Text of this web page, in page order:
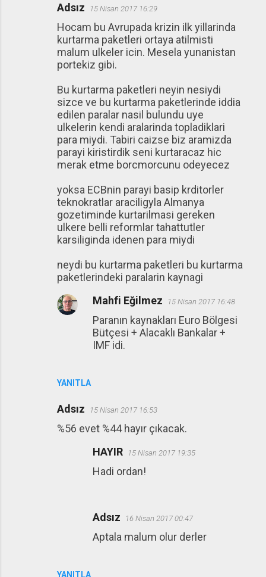
Adsız 15 Nisan 2017 16:29
Hocam bu Avrupada krizin ilk yillarinda
kurtarma paketleri ortaya atilmisti
malum ulkeler icin. Mesela yunanistan
portekiz gibi.
Bu kurtarma paketleri neyin nesiydi
sizce ve bu kurtarma paketlerinde iddia
edilen paralar nasil bulundu uye
ulkelerin kendi aralarinda topladiklari
para miydi. Tabiri caizse biz aramizda
parayi kiristirdik seni kurtaracaz hic
merak etme borcmorcunu odeyecez
yoksa ECBnin parayi basip krditorler
teknokratlar araciligyla Almanya
gozetiminde kurtarilmasi gereken
ulkere belli reformlar tahattutler
karsiliginda idenen para miydi
neydi bu kurtarma paketleri bu kurtarma
paketlerindeki paralarin kaynagi
YANITLA
Mahfi Eğilmez 15 Nisan 2017 16:48
Paranın kaynakları Euro Bölgesi
Bütçesi + Alacaklı Bankalar +
IMF idi.
Adsız 15 Nisan 2017 16:53
%56 evet %44 hayır çıkacak.
YANITLA
HAYIR 15 Nisan 2017 19:35
Hadi ordan!
Adsız 16 Nisan 2017 00:47
Aptala malum olur derler